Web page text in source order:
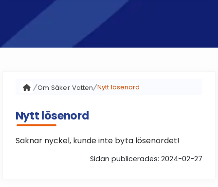
Om Säker Vatten Nytt lösenord
Nytt lösenord
Saknar nyckel, kunde inte byta lösenordet!
Sidan publicerades: 2024-02-27